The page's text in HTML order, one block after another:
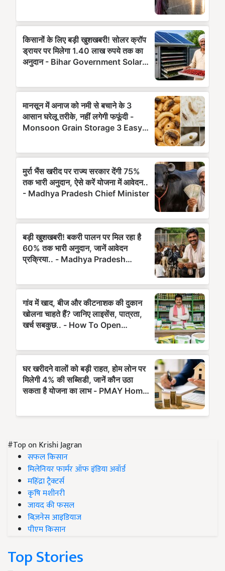
#Top on Krishi Jagran
सफल किसान
मिलेनियर फार्मर ऑफ इंडिया अवॉर्ड
महिंद्रा ट्रैक्टर्स
कृषि मशीनरी
जायद की फसल
बिज़नेस आइडियाज
पीएम किसान
Top Stories